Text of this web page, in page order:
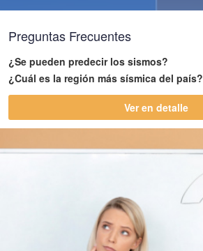
Preguntas Frecuentes
¿Se pueden predecir los sismos?
¿Cuál es la región más sísmica del país?
Ver en detalle